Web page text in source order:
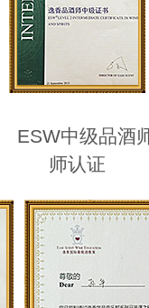
中级品
师认证